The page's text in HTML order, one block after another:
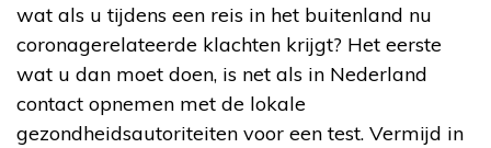
wat als u tijdens een reis in het buitenland nu
coronagerelateerde klachten krijgt? Het eerste
wat u dan moet doen, is net als in Nederland
contact opnemen met de lokale
gezondheidsautoriteiten voor een test. Vermijd in